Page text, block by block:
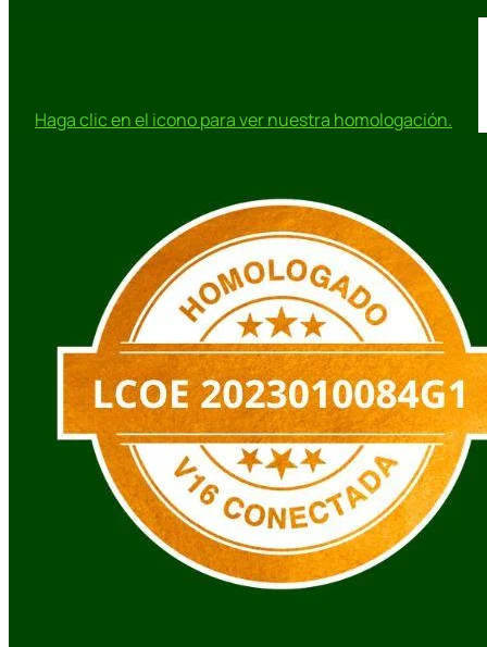
Haga clic en el icono para ver nuestra homologación.